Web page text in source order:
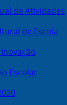
de Atividades
de Escola
Escolar